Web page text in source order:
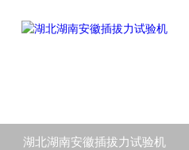
湖北湖南安徽插拔力试验机